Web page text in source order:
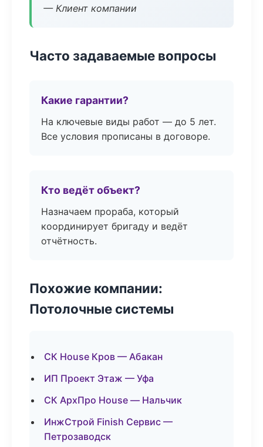
— Клиент компании
Часто задаваемые вопросы
Какие гарантии?
На ключевые виды работ — до 5 лет.
Все условия прописаны в договоре.
Кто ведёт объект?
Назначаем прораба, который
координирует бригаду и ведёт
отчётность.
Похожие компании:
Потолочные системы
СК House Кров — Абакан
ИП Проект Этаж — Уфа
СК АрхПро House — Нальчик
ИнжСтрой Finish Сервис —
Петрозаводск